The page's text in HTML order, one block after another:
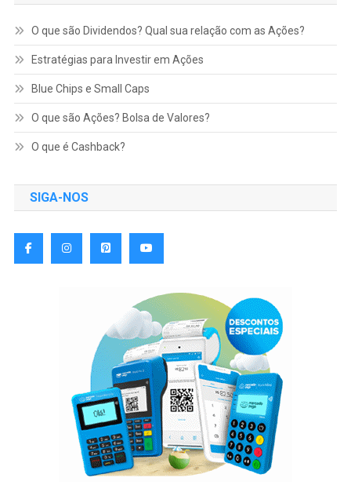
O que são Dividendos? Qual sua relação com as Ações?
Estratégias para Investir em Ações
Blue Chips e Small Caps
O que são Ações? Bolsa de Valores?
O que é Cashback?
SIGA-NOS